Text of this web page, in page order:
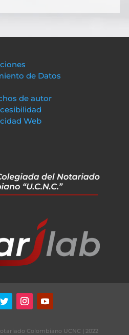
de Datos
de autor
Web
Colombiano UCNC | 2022